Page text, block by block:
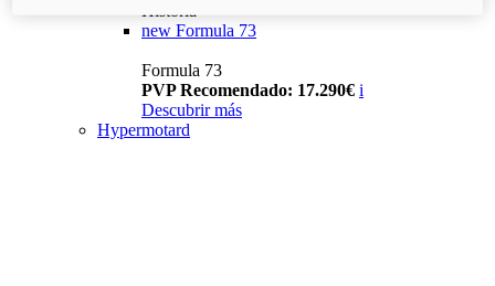
Historia
new Formula 73
Formula 73
PVP Recomendado: 17.290€ i
Descubrir más
Hypermotard